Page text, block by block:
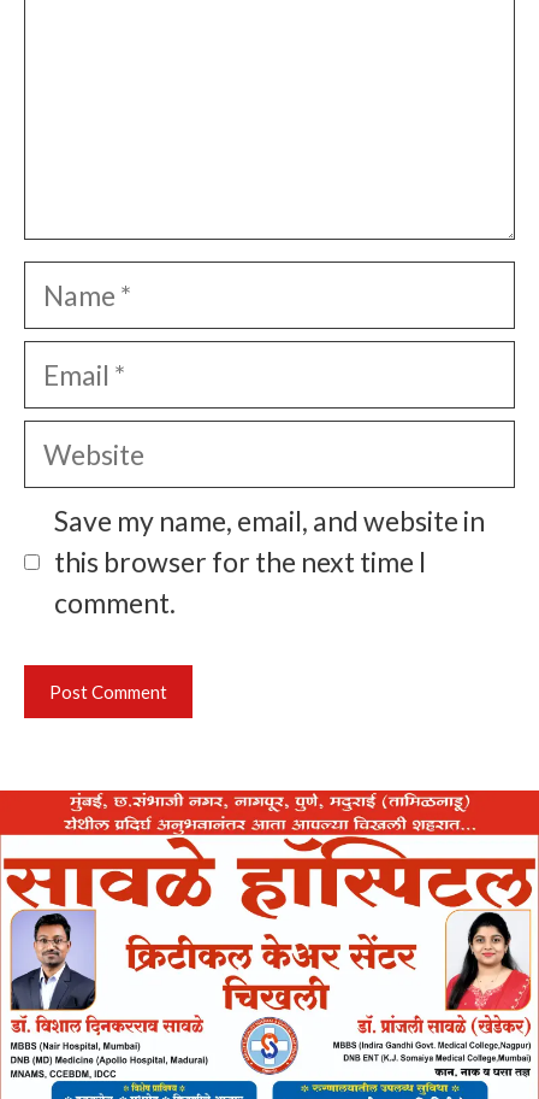
Name
Email
Website
Save my name, email, and website in
this browser for the next time I
comment.